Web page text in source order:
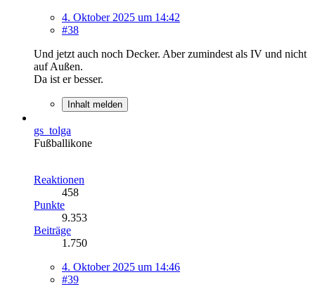
4. Oktober 2025 um 14:42
#38
Und jetzt auch noch Decker. Aber zumindest als IV und nicht
auf Außen.
Da ist er besser.
Inhalt melden
gs_tolga
Fußballikone
Reaktionen
458
Punkte
9.353
Beiträge
1.750
4. Oktober 2025 um 14:46
#39